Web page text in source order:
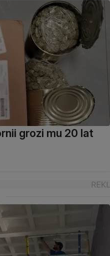
grozi mu 20 lat